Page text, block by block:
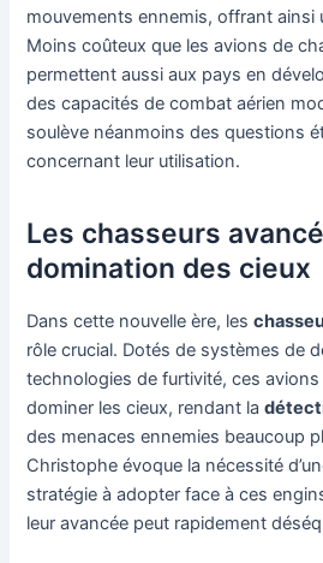
mouvements ennemis, offrant ainsi
Moins coûteux que les avions de
permettent aussi aux pays en
des capacités de combat aérien
soulève néanmoins des questions
concernant leur utilisation.
Les chasseurs
domination des cieux
Dans cette nouvelle ère, les
rôle crucial. Dotés de systèmes de
technologies de furtivité, ces
dominer les cieux, rendant la
des menaces ennemies beaucoup
Christophe évoque la nécessité
stratégie à adopter face à ces
leur avancée peut rapidement